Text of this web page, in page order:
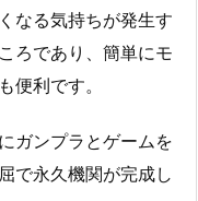
なる気持ちが発生す
ろであり、簡単にモ
便利です。
ガンプラとゲームを
で永久機関が完成し